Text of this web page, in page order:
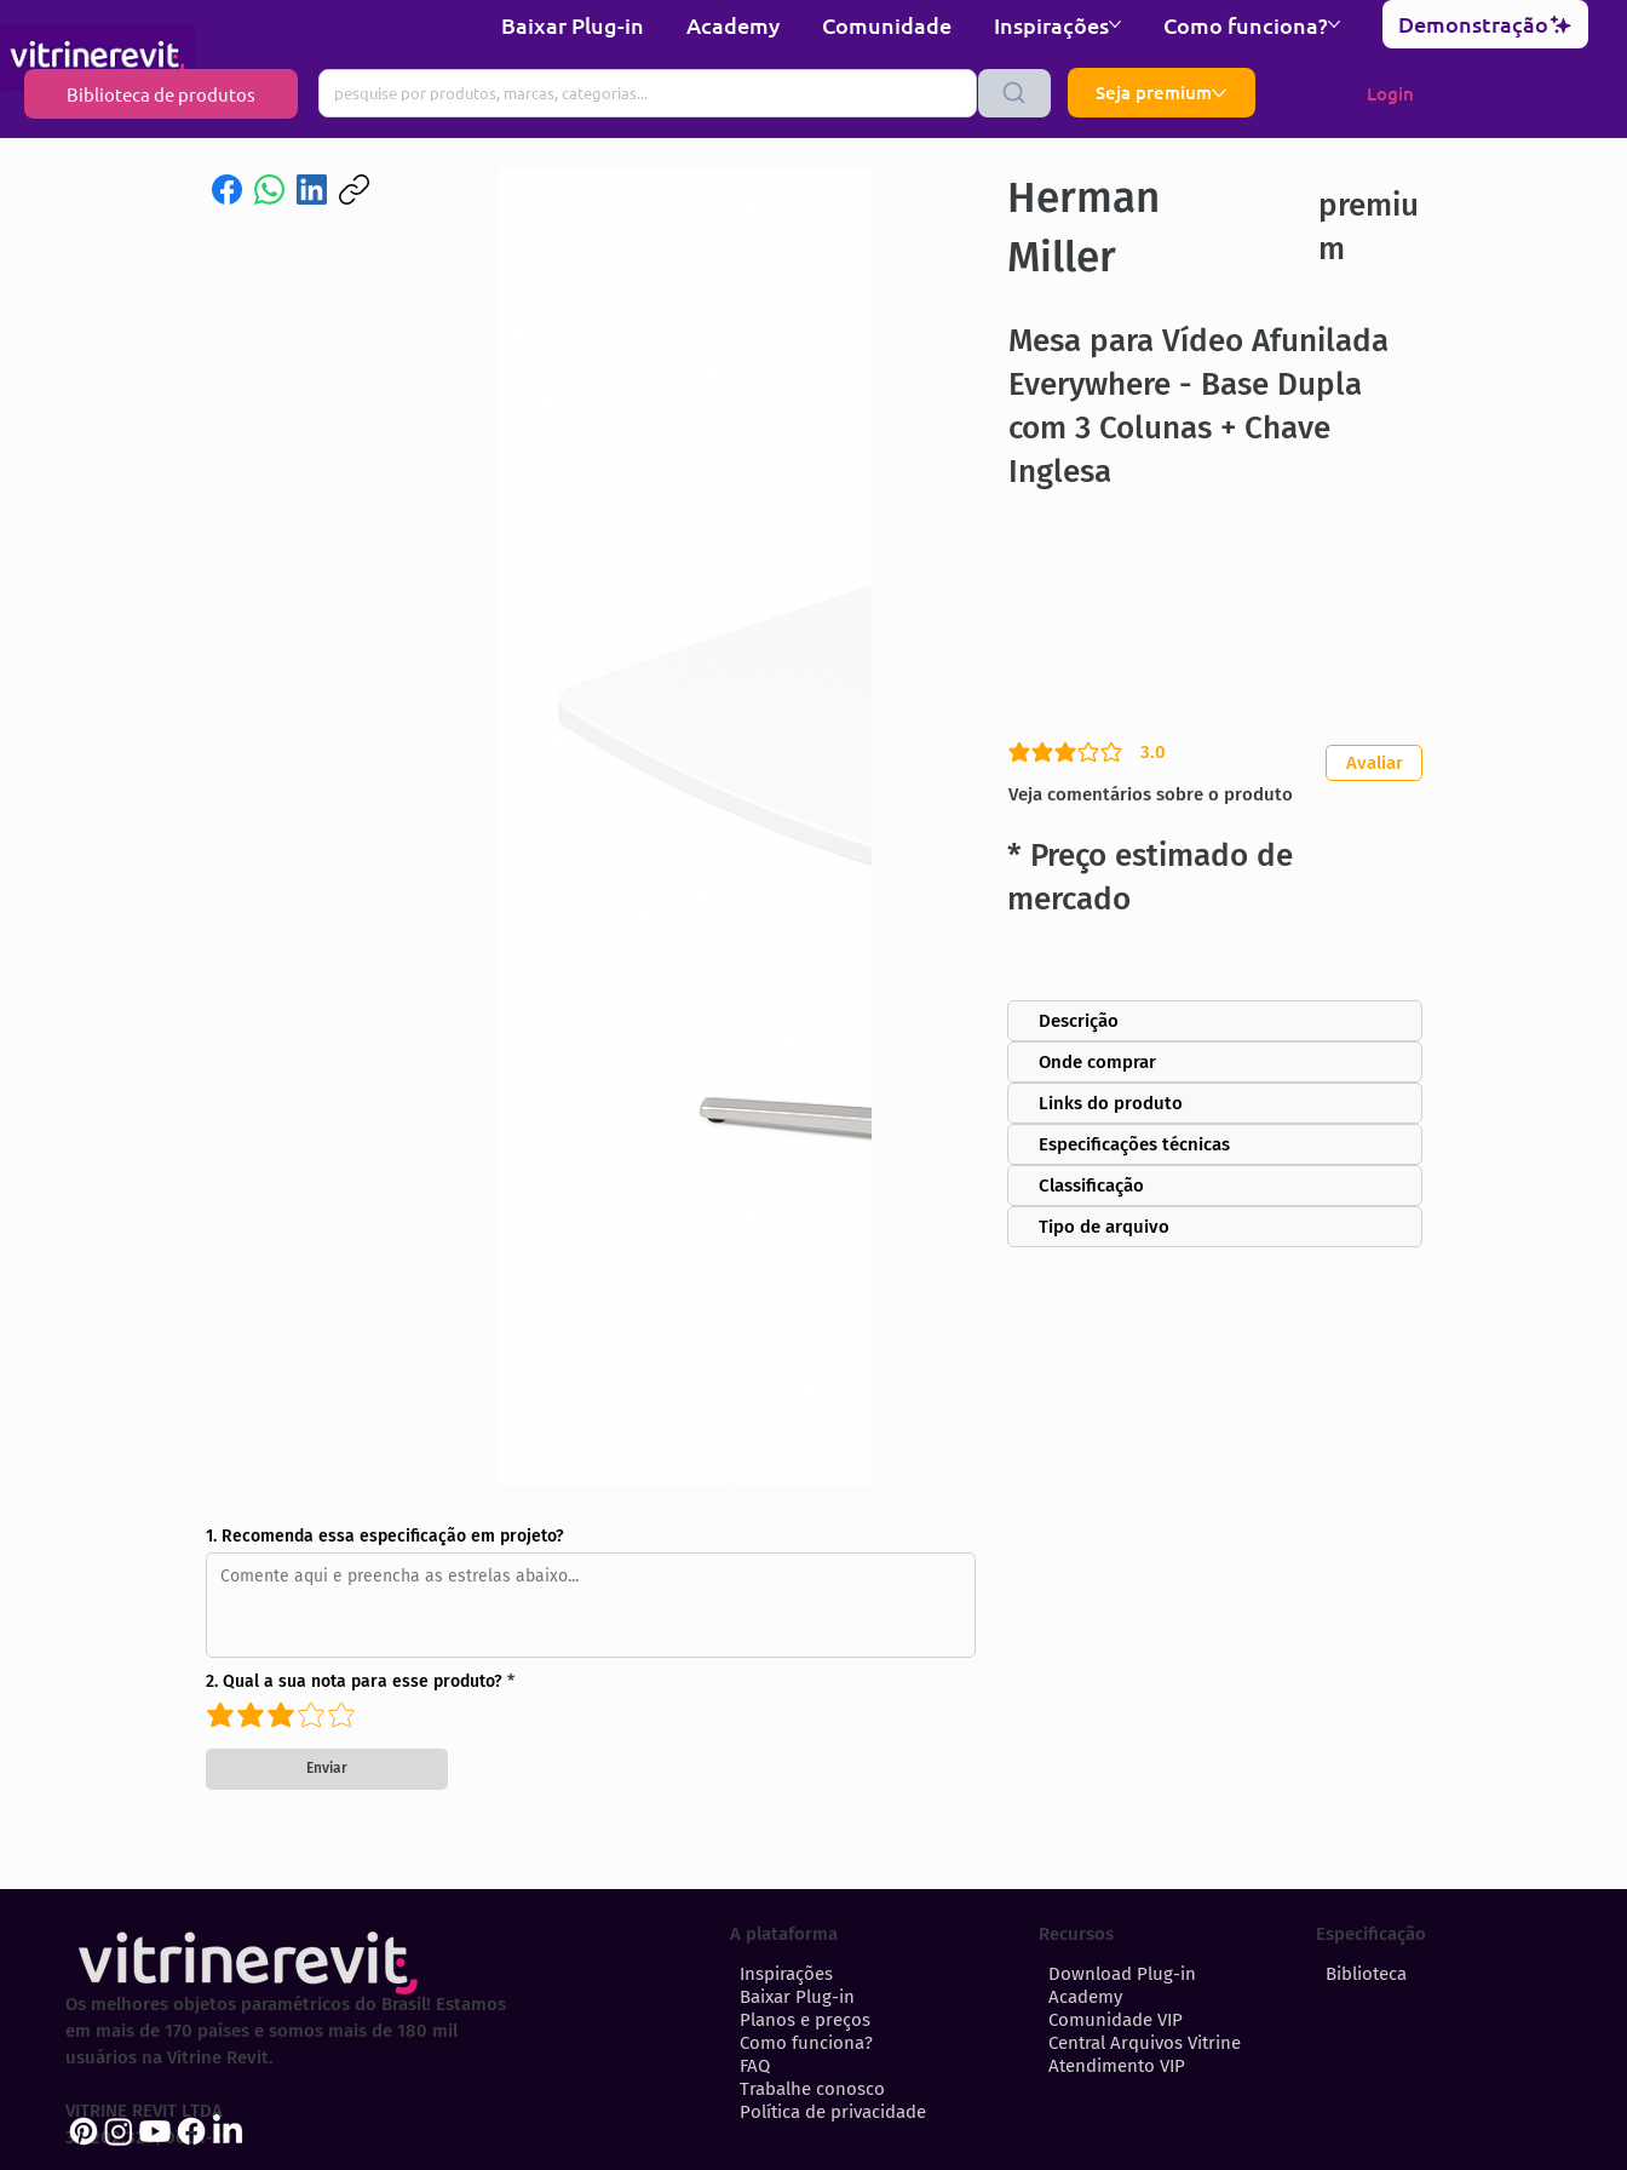
Baixar Plug-in Academy Comunidade Inspirações Como funciona? Demonstração
Biblioteca de produtos Seja premium Login
Herman
Miller
premiu
m
Mesa para Vídeo Afunilada
Everywhere - Base Dupla
com 3 Colunas + Chave
Inglesa
3.0
classificação média é 3 de 5
Veja comentários sobre o produto
Avaliar
* Preço estimado de
mercado
Descrição
Onde comprar
Links do produto
Especificações técnicas
Classificação
Tipo de arquivo
1. Recomenda essa especificação em projeto?
2. Qual a sua nota para esse produto?
Enviar
A plataforma
Inspirações
Baixar Plug-in
Planos e preços
Como funciona?
FAQ
Trabalhe conosco
Política de privacidade
Recursos
Download Plug-in
Academy
Comunidade VIP
Central Arquivos Vitrine
Atendimento VIP
Especificação
Biblioteca
Os melhores objetos paramétricos do Brasil! Estamos
em mais de 170 países e somos mais de 180 mil
usuários na Vitrine Revit.
VITRINE REVIT LTDA
30.202.323/0001-29